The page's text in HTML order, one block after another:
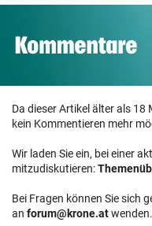
Da dieser Artikel älter als
kein Kommentieren mehr
Wir laden Sie ein, bei einer
mitzudiskutieren:
Bei Fragen können Sie sich
an forum@krone.atwenden.